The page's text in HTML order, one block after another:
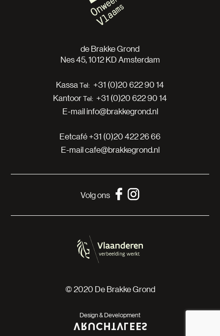
de Brakke Grond
Nes 45, 1012 KD Amsterdam
Kassa
+31 (0)20 622 90 14
Kantoor
+31 (0)20 622 90 14
E-mailinfo@brakkegrond.nl
Eetcafé+31 (0)20 422 26 66
E-mailcafe@brakkegrond.nl
Volg ons
© 2020 De Brakke Grond
Design & Development